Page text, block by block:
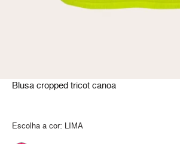
Blusa cropped tricot canoa
Escolha a cor: LIMA